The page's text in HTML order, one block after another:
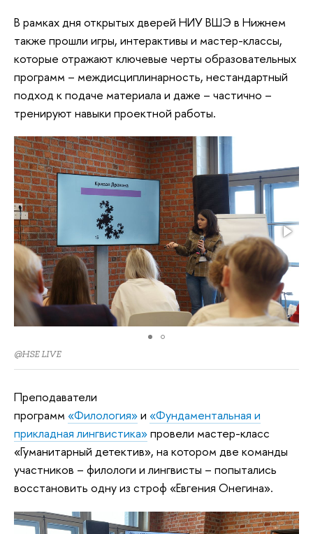
В рамках дня открытых дверей НИУ ВШЭ в Нижнем
также прошли игры, интерактивы и мастер-классы,
которые отражают ключевые черты образовательных
программ – междисциплинарность, нестандартный
подход к подаче материала и даже – частично –
тренируют навыки проектной работы.
@HSE LIVE
Преподаватели
программ «Филология»и «Фундаментальная и
прикладная лингвистика»провели мастер-класс
«Гуманитарный детектив», на котором две команды
участников – филологи и лингвисты – попытались
восстановить одну из строф «Евгения Онегина».